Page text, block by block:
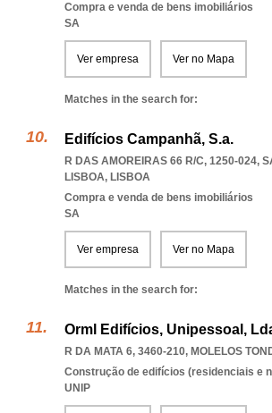
Compra e venda de bens imobiliários
SA
Ver empresa Ver no Mapa
Matches in the search for:
Edifícios Campanhã, S.a.
R DAS AMOREIRAS 66 R/C, 1250-024,
LISBOA, LISBOA
Compra e venda de bens imobiliários
SA
Ver empresa Ver no Mapa
Matches in the search for:
Orml Edifícios, Unipessoal,
R DA MATA 6, 3460-210, MOLELOS
Construção de edifícios (residenciais e
UNIP